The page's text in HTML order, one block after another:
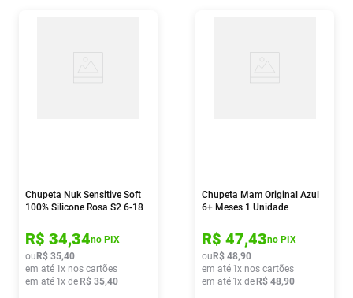
Chupeta Nuk Sensitive Soft
100% Silicone Rosa S2 6-18
R$ 34,34no PIX
ou R$ 35,40
em até 1x nos cartões
em até 1x de R$ 35,40
Chupeta Mam Original Azul
6+ Meses 1 Unidade
R$ 47,43no PIX
ou R$ 48,90
em até 1x nos cartões
em até 1x de R$ 48,90